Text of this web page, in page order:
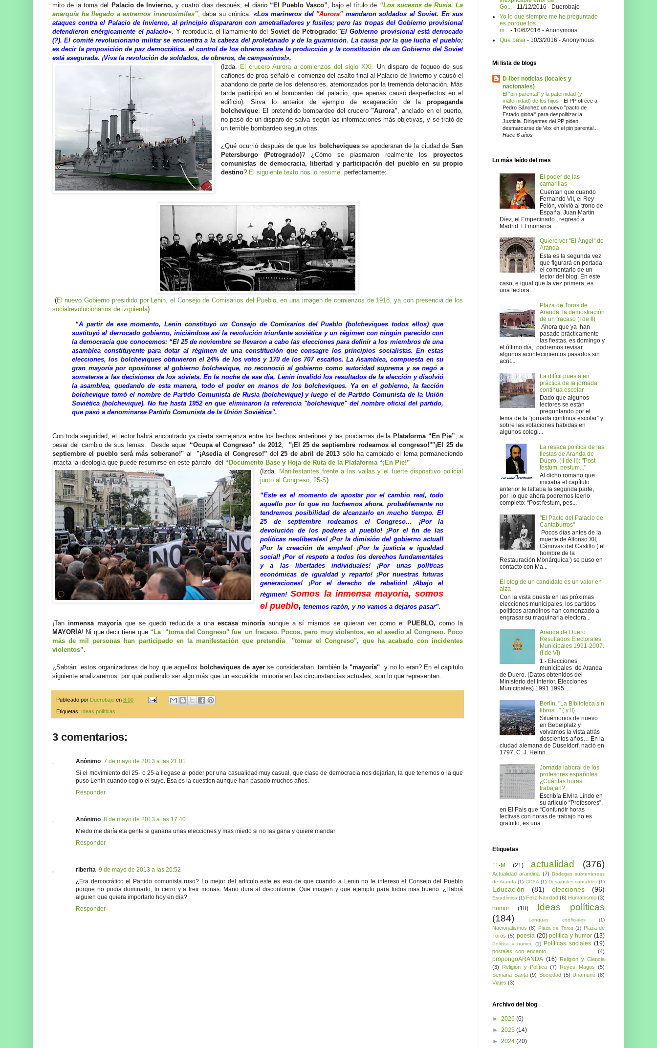
mito de la toma del Palacio de Invierno, y cuatro días después, el diario “El Pueblo Vasco” , bajo el título de “Los sucesos de Rusia. La
anarquía ha llegado a extremos inverosímiles”, daba su crónica: «Los marineros del "Aurora"mandaron soldados al Soviet. En sus
ataques contra el Palacio de Invierno, al principio dispararon con ametralladores y fusiles; pero las tropas del Gobierno provisional
defendieron enérgicamente el palacio». Y reproducía el llamamiento del Soviet de Petrogrado:"El Gobierno provisional está derrocado
(?). El comité revolucionario militar se encuentra a la cabeza del proletariado y de la guarnición. La causa por la que lucha el pueblo;
es decir la proposición de paz democrática, el control de los obreros sobre la producción y la constitución de un Gobierno del Soviet
está asegurada. ¡Viva la revolución de soldados, de obreros, de campesinos!».
(Izda. El crucero Aurora a comienzos del siglo XXI.
Un disparo de fogueo de sus
cañones de proa señaló el comienzo del asalto final al Palacio de Invierno y causó el
abandono de parte de los defensores, atemorizados por la tremenda detonación. Más
tarde participó en el bombardeo del palacio, que apenas causó desperfectos en el
edificio). Sirva lo anterior de ejemplo de exageración de la propaganda
bolchevique . El pretendido bombardeo del crucero"Aurora" , anclado en el puerto,
no pasó de un disparo de salva según las informaciones más objetivas, y se trató de
un terrible bombardeo según otras.
¿Qué ocurrió después de que los bolcheviquesse apoderaran de la ciudad deSan
Petersburgo (Petrogrado)? ¿Cómo se plasmaron realmente losproyectos
comunistas de democracia, libertad y participación del pueblo en su propio
destino? El siguiente texto nos lo resume perfectamente:
(El nuevo Gobierno presidido por Lenin, el Consejo de Comisarios del Pueblo, en una imagen de comienzos de 1918, ya con presencia de los
socialrevolucionarios de izquierda)
“A partir de ese momento, Lenin constituyó un Consejo de Comisarios del Pueblo (bolcheviques todos ellos) que
sustituyó al derrocado gobierno, iniciándose así la revolución triunfante soviética y un régimen con ningún parecido con
la democracia que conocemos: “El 25 de noviembre se llevaron a cabo las elecciones para definir a los miembros de una
asamblea constituyente para dotar al régimen de una constitución que consagre los principios socialistas. En estas
elecciones, los bolcheviques obtuvieron el 24% de los votos y 170 de los 707 escaños. La Asamblea, compuesta en su
gran mayoría por opositores al gobierno bolchevique, no reconoció al gobierno como autoridad suprema y se negó a
someterse a las decisiones de los sóviets. En la noche de ese día, Lenin invalidó los resultados de la elección y disolvió
la asamblea, quedando de esta manera, todo el poder en manos de los bolcheviques. Ya en el gobierno, la facción
bolchevique tomó el nombre de Partido Comunista de Rusia (bolchevique) y luego el de Partido Comunista de la Unión
Soviética (bolchevique). No fue hasta 1952 en que eliminaron la referencia "bolchevique" del nombre oficial del partido,
que pasó a denominarse Partido Comunista de la Unión Soviética”.
Con toda seguridad, el lector habrá encontrado ya cierta semejanza entre los hechos anteriores y las proclamas de la Plataforma “En Pie”, a
pesar del cambio de sus lemas. Desde aquel “Ocupa el Congreso” de 2012,
"¡El 25 de septiembre rodeamos el congreso!""¡El 25 de
septiembre el pueblo será más soberano!" al"¡Asedia el Congreso!” del25 de abril de 2013 sólo ha cambiado el lema permaneciendo
intacta la ideología que puede resumirse en este párrafo del “Documento Base y Hoja de Ruta de la Plataforma “¡En Pie!”
(Izda. Manifestantes frente a las vallas y el fuerte dispositivo policial
junto al Congreso, 25-S)
“Este es el momento de apostar por el cambio real, todo
aquello por lo que no luchemos ahora, probablemente no
tendremos posibilidad de alcanzarlo en mucho tiempo. El
25 de septiembre rodeamos el Congreso… ¡Por la
devolución de los poderes al pueblo! ¡Por el fin de las
políticas neoliberales! ¡Por la dimisión del gobierno actual!
¡Por la creación de empleo! ¡Por la justicia e igualdad
social! ¡Por el respeto a todos los derechos fundamentales
y a las libertades individuales! ¡Por unas políticas
económicas de igualdad y reparto! ¡Por nuestras futuras
generaciones! ¡Por el derecho de rebelión! ¡Abajo el
régimen!Somos la inmensa mayoría, somos
el pueblo, tenemos razón, y no vamos a dejaros pasar”.
¡Tan inmensa mayoría que se quedó reducida a una escasa minoría aunque a sí mismos se quieran ver como elPUEBLO, como la
MAYORÍA! Ni que decir tiene que “La “toma del Congreso" fue un fracaso. Pocos, pero muy violentos, en el asedio al Congreso. Poco
más de mil personas han participado en la manifestación que pretendía "tomar el Congreso", que ha acabado con incidentes
violentos”.
¿Sabrán estos organizadores de hoy que aquellos bolcheviques de ayerse consideraban también la"mayoría" y no lo eran? En el capitulo
siguiente analizaremos por qué pudiendo ser algo más que un escuálida minoría en las circunstancias actuales, son lo que representan.
Publicado por Duerobajo en 8:00
Etiquetas: Ideas políticas
3 comentarios:
Anónimo 7 de mayo de 2013 a las 21:01
Si el movimiento del 25- o 25-a llegase al poder por una casualidad muy casual, que clase de democracia nos dejarían, la que tenemos o la que
puso Lenin cuando cogio el suyo. Esa es la cuestion aunque han pasado muchos años.
Responder
Anónimo 8 de mayo de 2013 a las 17:40
Miedo me daría eta gente si ganaria unas elecciones y mas miedo si no las gana y quiere mandar
Responder
riberita 9 de mayo de 2013 a las 20:52
¿Era democrático el Partido comunista ruso? Lo mejor del articulo este es eso de que cuando a Lenin no le intereso el Consejo del Pueblo
porque no podía dominarlo, lo cerro y a freir monas. Mano dura al disconforme. Que imagen y que ejemplo para todos mas bueno. ¿Habrá
alguien que quiera importarlo hoy en día?
Responder
Go...
- 11/12/2016 - Duerobajo
Yo lo que siempre me he preguntado
es porque los
m...
- 10/6/2016 - Anonymous
Que pasa - 10/3/2016 - Anonymous
Mi lista de blogs
D-Iber noticias (locales y
nacionales)
El "pin parental" y la paternidad (y
maternidad) de los hijos - El PP ofrece a
Pedro Sánchez un nuevo "pacto de
Estado global" para despolitizar la
Justicia. Dirigentes del PP piden
desmarcarse de Vox en el pin parental...
Hace 6 años
Lo más leído del mes
El poder de las
camarillas
Cuentan que cuando
Fernando VII, el Rey
Felón, volvió al trono de
España, Juan Martín
Díez, el Empecinado , regresó a
Madrid. El monarca ...
Quiero ver "El Ángel" de
Aranda
Esta es la segunda vez
que figurará en portada
el comentario de un
lector del blog. En este
caso, e igual que la vez primera, es
una lectora...
Plaza de Toros de
Aranda: la demostración
de un fracaso (I de II)
Ahora que ya han
pasado prácticamente
las fiestas, es domingo y
el último día, podremos revisar
algunos acontecimientos pasados sin
acrit...
La difícil puesta en
práctica de la jornada
continua escolar
Dado que algunos
lectores se están
preguntando por el
tema de la “jornada continua escolar” y
sobre las votaciones habidas en
algunos colegi...
La resaca política de las
fiestas de Aranda de
Duero. (II de II): "Post
festum, pestum..."
Al dicho romano que
iniciaba el capítulo
anterior le faltaba la segunda parte,
por lo que ahora podremos leerlo
completo: “Post festum, pes...
"El Pacto del Palacio de
Cantaburros"
Pocos días antes de la
muerte de Alfonso XII,
Cánovas del Castillo ( el
hombre de la
Restauración Monárquica ) se puso en
contacto con Ma...
El blog de un candidato es un valor en
alza
Con la vista puesta en las próximas
elecciones municipales, los partidos
políticos arandinos han comenzado a
engrasar su maquinaria electora...
Aranda de Duero:
Resultados Electorales
Municipales 1991-2007.
(I de VI)
1.- Elecciones
municipales de Aranda
de Duero. (Datos obtenidos del
Ministerio del Interior. Elecciones
Municipales) 1991 1995 ...
Berlín, "La Biblioteca sin
libros..." ( y II)
Situémonos de nuevo
en Bebelplatz y
volvamos la vista atrás
doscientos años… En la
ciudad alemana de Düseldorf, nació en
1797, C. J. Heinri...
Jornada laboral de los
profesores españoles.
¿Cuántas horas
trabajan?
Escribía Elvira Lindo en
su artículo “Profesores”,
en El País que “Confundir horas
lectivas con horas de trabajo no es
gratuito, es una...
Etiquetas
11-M (21) actualidad (376)
Actualidad arandina (7) Bodegas subterráneas
de Aranda (1) CCAA (1) Desajustes contables (1)
Educación (81) elecciones (96)
Estadística (1) Feliz Navidad (6) Humanismo (3)
humor (18)
Ideas políticas
(184)
Lenguas cooficiales (1)
Nacionalismos (8) Plaza de Toros (1) Plaza de
Toros (5) poesía (20) política y humor (13)
Política y humor. (1) Políticas sociales (19)
postales_con_encanto (4)
propongoARANDA (16) Religión y Ciencia
(3)
Religión y Política (7) Reyes Magos (5)
Semana Santa (9) Sociedad (5) Unamuno (8)
Viajes (3)
Archivo del blog
► 2026 (6)
► 2025 (14)
► 2024 (20)